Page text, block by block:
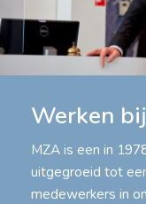
Werken
MZA is een in
uitgegroeid tot
medewerkers in